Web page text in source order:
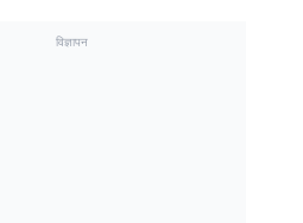
विज्ञापन